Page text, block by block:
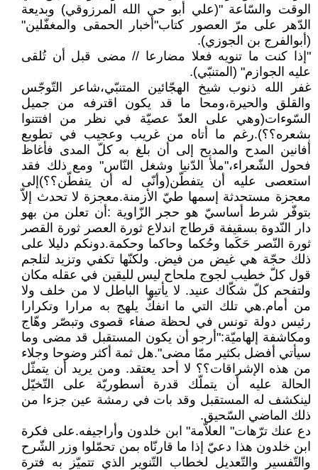
الوقت والسّاعة "(علي أبو حي الله المرزوقي) وبديعة
الدّهر على مرّ العصور كتاب"أخبار الحمقى والمغفّلين"
(أبوالفرج بن الجوزي).
"إذا كنت ما تنويه فعلا مضارعا // مضى قبل أن تُلقى
عليه الجوازم" (المتنبّي).
غفر الله ذنوب شيخ الهجّائين المتنبّي،شاعر التّوجّس
والقلق والحيرة،ومحا ما قد يكون اقترفه من جميل
السّوءات(وهي على العدّ عصيّة في نظر من افتتنوا
بشعره؟؟).رغم ما أتاه من غريب وعجيب في تطويع
أفانين المدح والمديح إلى أن بلغ به كلّ المدى فأغاظ
فحول الشّعراء،"ملأ الدّنيا وشغل النّاس" ومع ذلك فقد
استعصى عليه أن يتفطّن(وأنّى له أن يتفطّن؟؟)إلى
معجزة مستحدثة إسمها طيّ الأزمنة.معجزة لا تحدث إلاّ
بتوفّر شرط أساسيّ هو حجر الزّاوية :أن تعلن من بهو
دار النّدوة بسقيفة قرطاج اندلاع ثورة العصر ثورة القصر
ثورة النّصر حَكَما وحُكما وحاكما وحكمة.دونكم دليلا على
ذلك حجّة هي غيض من فيض. ولكنّها تكفي وتزيد لتلجم
قول كلّ خطيب لجوج ملحاح ليس لليقين في عقله مكان
ولتفحم كلّ شكّاك عنيد. لا يأتيها الباطل لا من خلف ولا
من أمام.هي تلك التي ما انفكّ يلهج به مرارا وتكرارا
رئيس دولة تونس في لحظة صفاء قصوى وتبصّر وهّاج
ومكاشفة إلهاميّة:"أرجو أن يكون المستقبل قد مضى وما
سيأتي أفضل بكثير ممّا مضى".هل ثمة أكثر وضوحا وجلاء
من هذه الإشراقات؟؟ لا أحد يعتقد. ومن يريد أن يتمثّل
الحالة عليه أن يتملّك قدرة أسطوريّة على التّخيّل
لينكشف له المستقبل وقد بات في رمشة عين جزءا من
ذلك الماضي السّحيق.
دع عنك ترّهات" العلاّمة" ابن خلدون وأراجيفه.على فكرة
ابن خلدون هذا دعيّ إذا ما قارنّاه بمن تحمّلوا وزر الشّرح
والتّفسير والتّعديل لخطاب التّنوير الذي تتميّز به فترة